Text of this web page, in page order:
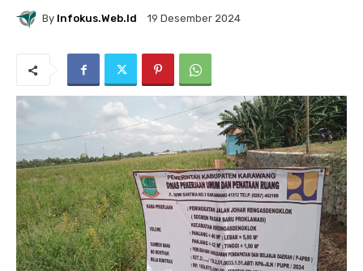
By Infokus.web.id 19 Desember 2024